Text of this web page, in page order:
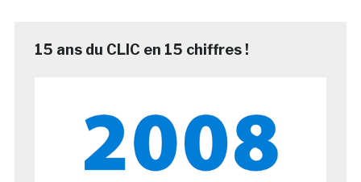
15 ans du CLIC en 15 chiffres !